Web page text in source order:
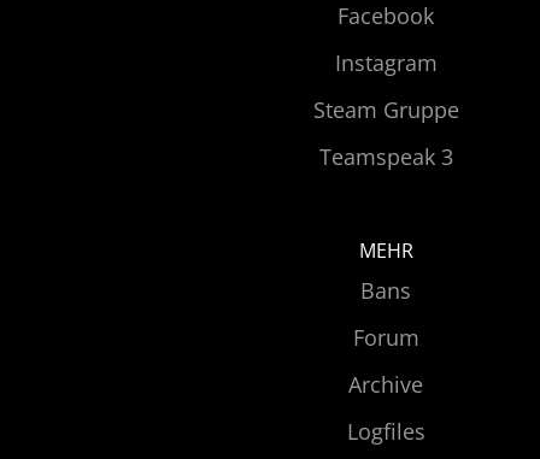
Facebook
Instagram
Steam Gruppe
Teamspeak 3
MEHR
Bans
Forum
Archive
Logfiles